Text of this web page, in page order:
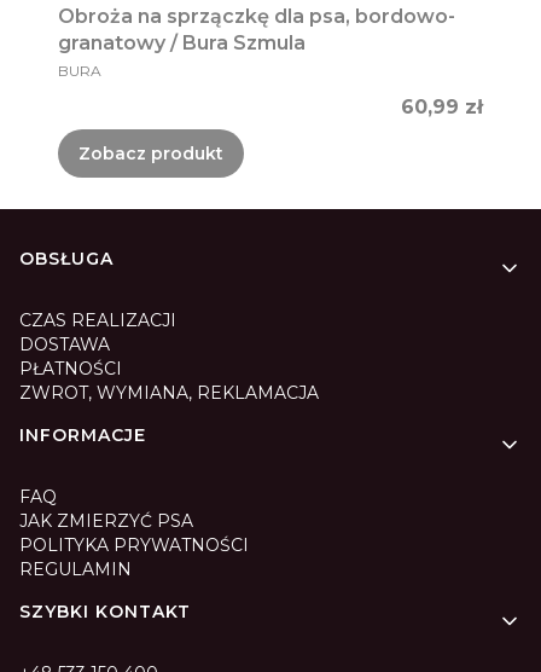
Obroża na sprzączkę dla psa, bordowo-
granatowy / Bura Szmula
PRODUCENT
BURA
Cena
60,99 zł
Zobacz produkt
Linki w stopce
OBSŁUGA
CZAS REALIZACJI
DOSTAWA
PŁATNOŚCI
ZWROT, WYMIANA, REKLAMACJA
INFORMACJE
FAQ
JAK ZMIERZYĆ PSA
POLITYKA PRYWATNOŚCI
REGULAMIN
SZYBKI KONTAKT